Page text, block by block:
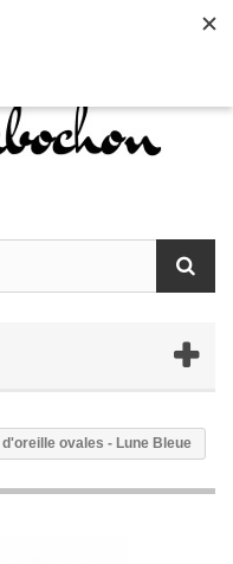
Connexion
ovales - Lune Bleue